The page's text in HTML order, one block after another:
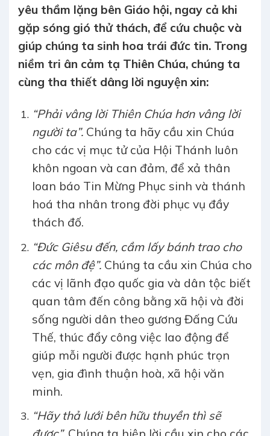
yêu thầm lặng bên Giáo hội, ngay cả khi
gặp sóng gió thử thách, để cứu chuộc và
giúp chúng ta sinh hoa trái đức tin. Trong
niềm tri ân cảm tạ Thiên Chúa, chúng ta
cùng tha thiết dâng lời nguyện xin:
“Phải vâng lời Thiên Chúa hơn vâng lời
người ta”.Chúng ta hãy cầu xin Chúa
cho các vị mục tử của Hội Thánh luôn
khôn ngoan và can đảm, để xả thân
loan báo Tin Mừng Phục sinh và thánh
hoá tha nhân trong đời phục vụ đầy
thách đố.
“Đức Giêsu đến, cầm lấy bánh trao cho
các môn đệ”.Chúng ta cầu xin Chúa cho
các vị lãnh đạo quốc gia và dân tộc biết
quan tâm đến công bằng xã hội và đời
sống người dân theo gương Đấng Cứu
Thế, thúc đẩy công việc lao động để
giúp mỗi người được hạnh phúc trọn
vẹn, gia đình thuận hoà, xã hội văn
minh.
“Hãy thả lưới bên hữu thuyền thì sẽ